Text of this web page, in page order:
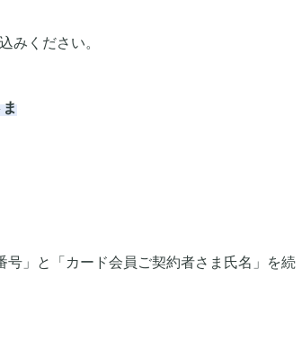
みください。
」と「カード会員ご契約者さま氏名」を続